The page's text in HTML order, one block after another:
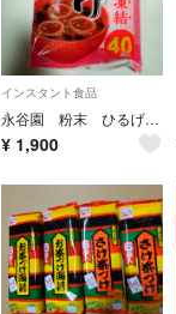
インスタント食品
永谷園 粉末 ひるげ フリーズドライ 徳用４０食入 赤だし 即席みそ汁
¥ 1,900